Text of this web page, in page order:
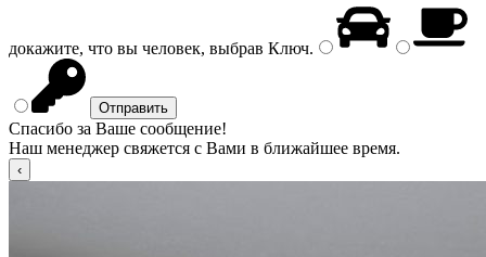
докажите, что вы человек, выбрав Ключ.
Спасибо за Ваше сообщение!
Наш менеджер свяжется с Вами в ближайшее время.